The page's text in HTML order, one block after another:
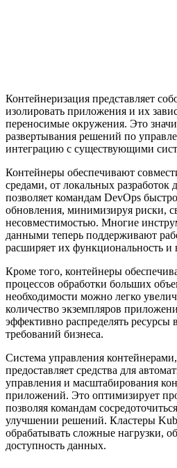
Контейнеризация представляет
изолировать приложения и их
переносимые окружения. Это
развертывания решений по
интеграцию с существующими
Контейнеры обеспечивают
средами, от локальных
позволяет командам DevOps
обновления, минимизируя риски,
несовместимостью. Многие
данными теперь поддерживают
расширяет их функциональность и
Кроме того, контейнеры
процессов обработки больших
необходимости можно легко
количество экземпляров
эффективно распределять ресурсы
требований бизнеса.
Система управления
предоставляет средства для
управления и масштабирования
приложений. Это оптимизирует
позволяя командам
улучшении решений. Кластеры
обрабатывать сложные нагрузки,
доступность данных.